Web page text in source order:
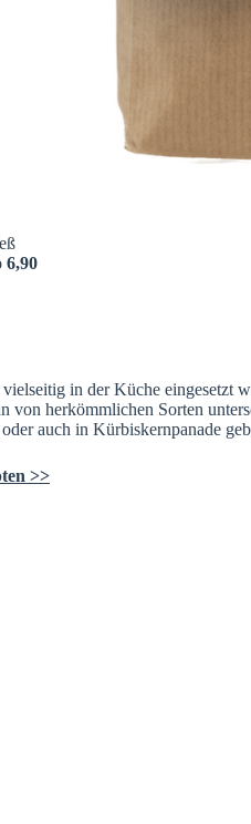
6,90
in der Küche eingesetzt
von herkömmlichen Sorten
auch in Kürbiskernpanade
>>